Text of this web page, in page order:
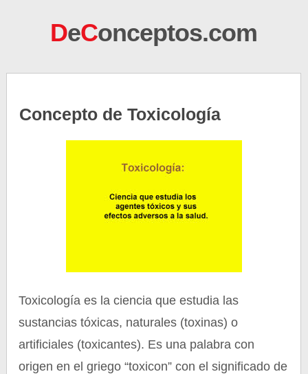
DeConceptos.com
Concepto de Toxicología
Toxicología es la ciencia que estudia las
sustancias tóxicas, naturales (toxinas) o
artificiales (toxicantes). Es una palabra con
origen en el griego “toxicon” con el significado de